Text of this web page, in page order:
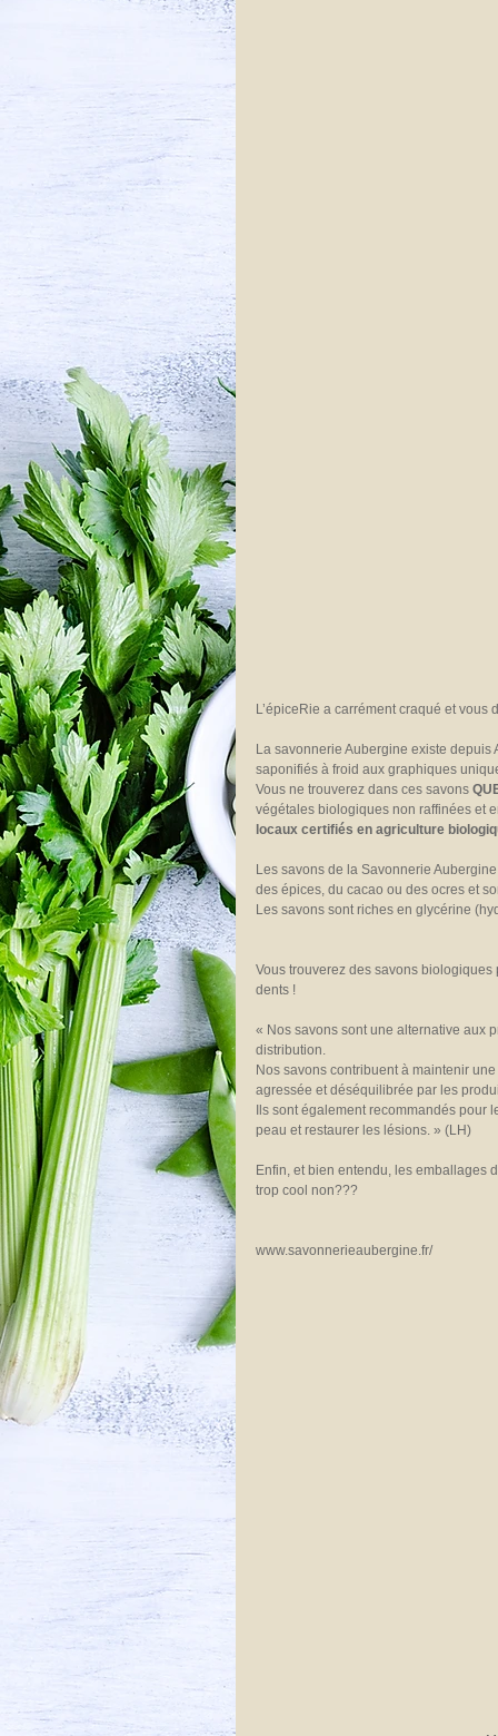
L’épiceRie a carrément craqué et
La savonnerie Aubergine existe
saponifiés à froid aux graphiques
Vous ne trouverez dans ces savons
végétales biologiques non raffinées et
locaux certifiés en agriculture
Les savons de la Savonnerie
des épices, du cacao ou des ocres et
Les savons sont riches en glycérine
Vous trouverez des savons
dents !
« Nos savons sont une alternative aux
distribution.
Nos savons contribuent à maintenir
agressée et déséquilibrée par les
Ils sont également recommandés pour
peau et restaurer les lésions. » (LH)
Enfin, et bien entendu, les emballages
trop cool non???
www.savonnerieaubergine.fr/